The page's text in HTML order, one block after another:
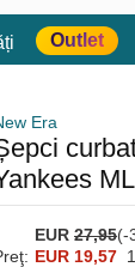
Outlet
Era
EUR 27,95(-
EUR 19,57